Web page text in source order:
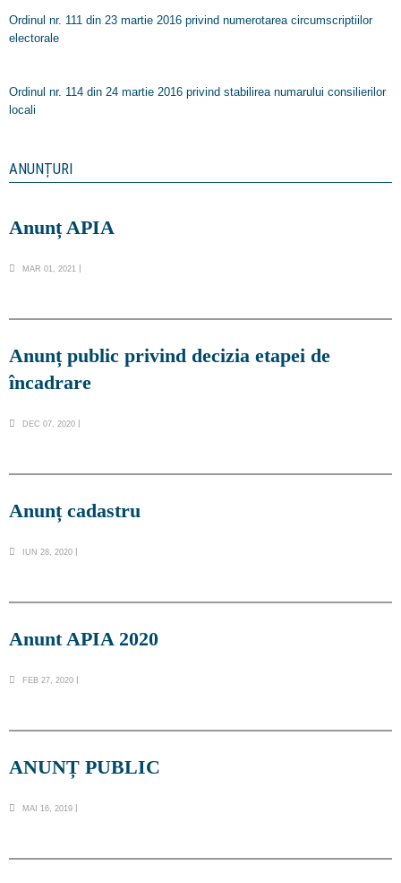
Ordinul nr. 111 din 23 martie 2016 privind numerotarea circumscriptiilor
electorale
Ordinul nr. 114 din 24 martie 2016 privind stabilirea numarului consilierilor
locali
ANUNȚURI
Anunț APIA
MAR 01, 2021
Anunț public privind decizia etapei de
încadrare
DEC 07, 2020
Anunț cadastru
IUN 28, 2020
Anunt APIA 2020
FEB 27, 2020
ANUNȚ PUBLIC
MAI 16, 2019